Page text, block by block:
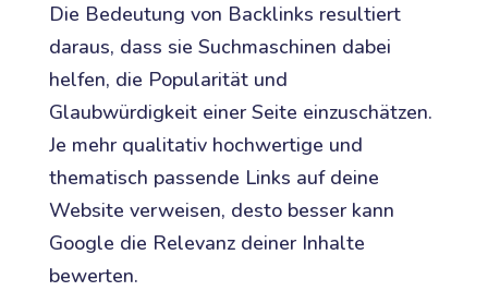
Die Bedeutung von Backlinks resultiert
daraus, dass sie Suchmaschinen dabei
helfen, die Popularität und
Glaubwürdigkeit einer Seite einzuschätzen.
Je mehr qualitativ hochwertige und
thematisch passende Links auf deine
Website verweisen, desto besser kann
Google die Relevanz deiner Inhalte
bewerten.